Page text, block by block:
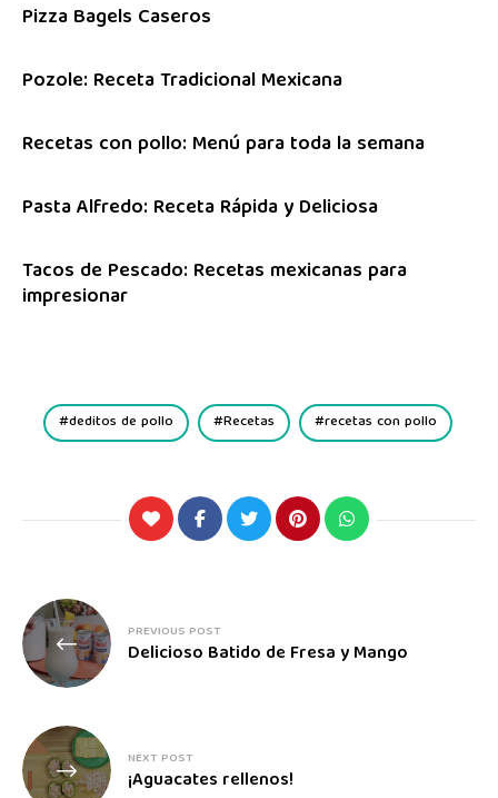
Pizza Bagels Caseros
Pozole: Receta Tradicional Mexicana
Recetas con pollo: Menú para toda la semana
Pasta Alfredo: Receta Rápida y Deliciosa
Tacos de Pescado: Recetas mexicanas para
impresionar
deditos de pollo Recetas recetas con pollo
PREVIOUS POST
Delicioso Batido de Fresa y Mango
NEXT POST
¡Aguacates rellenos!